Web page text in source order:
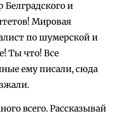
и
Мировая
по шумерской и
Ты что! Все
ему писали, сюда
всего. Рассказывай